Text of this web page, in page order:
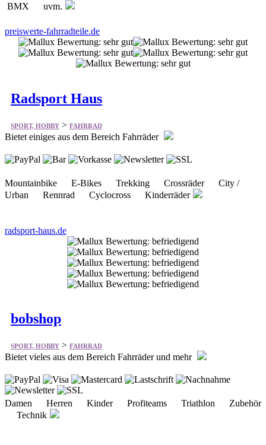
BMX uvm.
preiswerte-fahrradteile.de
Radsport Haus
SPORT, HOBBY > FAHRRAD
Bietet einiges aus dem Bereich Fahrräder
Mountainbike E-Bikes Trekking Crossräder City /
Urban Rennrad Cyclocross Kinderräder
radsport-haus.de
bobshop
SPORT, HOBBY > FAHRRAD
Bietet vieles aus dem Bereich Fahrräder und mehr
Damen Herren Kinder Profiteams Triathlon Zubehör
Technik